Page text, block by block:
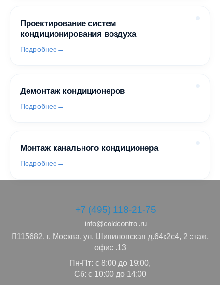
Проектирование систем
кондиционирования воздуха
Подробнее
Демонтаж кондиционеров
Подробнее
Монтаж канального кондиционера
Подробнее
+7 (495) 118-21-75
info@coldcontrol.ru
115682, г. Москва, ул. Шипиловская д.64к2с4, 2 этаж,
офис .13
Пн-Пт: с 8:00 до 19:00,
Сб: с 10:00 до 14:00